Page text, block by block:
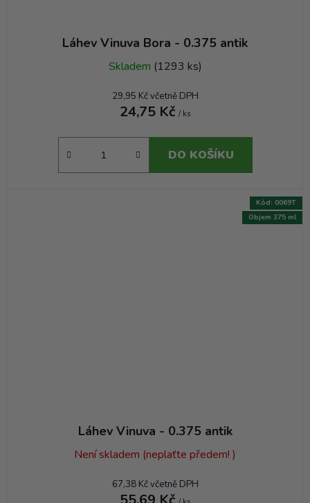
Láhev Vinuva Bora - 0.375 antik
Skladem (1293 ks)
29,95 Kč včetně DPH
24,75 Kč / ks
DO KOŠÍKU
Láhev Vinuva - 0.375 antik
Není skladem (neplaťte předem! )
67,38 Kč včetně DPH
Objem 375 ml
Kód: 0069T